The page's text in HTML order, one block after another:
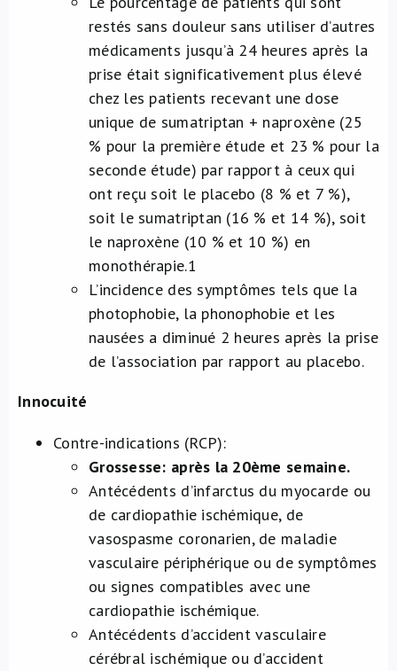
restés sans douleur sans utiliser d’autres
médicaments jusqu’à 24 heures après la
prise était significativement plus élevé
chez les patients recevant une dose
unique de sumatriptan + naproxène (25
% pour la première étude et 23 % pour la
seconde étude) par rapport à ceux qui
ont reçu soit le placebo (8 % et 7 %),
soit le sumatriptan (16 % et 14 %), soit
le naproxène (10 % et 10 %) en
monothérapie.1
L’incidence des symptômes tels que la
photophobie, la phonophobie et les
nausées a diminué 2 heures après la prise
de l’association par rapport au placebo.
Innocuité
Contre-indications (RCP):
Grossesse: après la 20ème semaine.
Antécédents d’infarctus du myocarde ou
de cardiopathie ischémique, de
vasospasme coronarien, de maladie
vasculaire périphérique ou de symptômes
ou signes compatibles avec une
cardiopathie ischémique.
Antécédents d’accident vasculaire
cérébral ischémique ou d’accident